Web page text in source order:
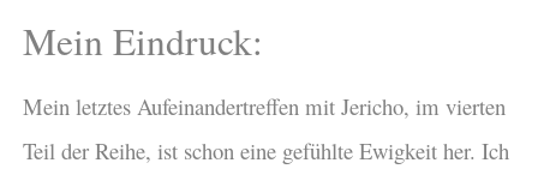
Mein Eindruck:
Mein letztes Aufeinandertreffen mit Jericho, im vierten
Teil der Reihe, ist schon eine gefühlte Ewigkeit her. Ich